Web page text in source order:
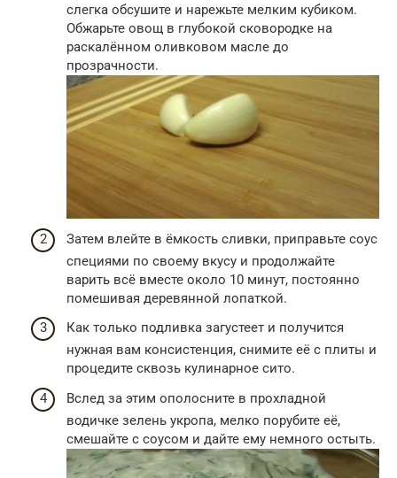
слегка обсушите и нарежьте мелким кубиком.
Обжарьте овощ в глубокой сковородке на
раскалённом оливковом масле до
прозрачности.
Затем влейте в ёмкость сливки, приправьте соус
специями по своему вкусу и продолжайте
варить всё вместе около 10 минут, постоянно
помешивая деревянной лопаткой.
Как только подливка загустеет и получится
нужная вам консистенция, снимите её с плиты и
процедите сквозь кулинарное сито.
Вслед за этим ополосните в прохладной
водичке зелень укропа, мелко порубите её,
смешайте с соусом и дайте ему немного остыть.